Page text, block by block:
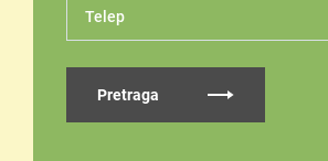
Telep
Pretraga